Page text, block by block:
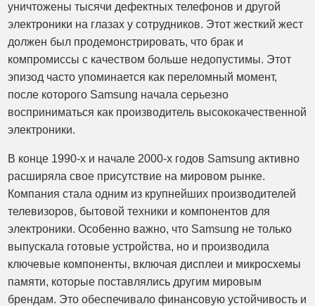
уничтожены тысячи дефектных телефонов и другой
электроники на глазах у сотрудников. Этот жесткий жест
должен был продемонстрировать, что брак и
компромиссы с качеством больше недопустимы. Этот
эпизод часто упоминается как переломный момент,
после которого Samsung начала серьезно
восприниматься как производитель высококачественной
электроники.
В конце 1990-х и начале 2000-х годов Samsung активно
расширяла свое присутствие на мировом рынке.
Компания стала одним из крупнейших производителей
телевизоров, бытовой техники и компонентов для
электроники. Особенно важно, что Samsung не только
выпускала готовые устройства, но и производила
ключевые компоненты, включая дисплеи и микросхемы
памяти, которые поставлялись другим мировым
брендам. Это обеспечивало финансовую устойчивость и